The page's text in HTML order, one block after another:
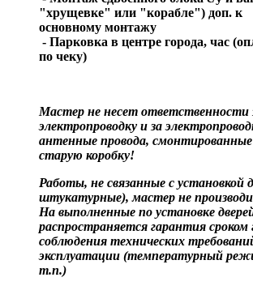
"хрущевке" или "корабле") доп. к
основному монтажу
- Парковка в центре города, час
по чеку)
Мастер не несет ответственности
электропроводку и за
антенные провода, смонтированные
старую коробку!
Работы, не связанные с установкой
штукатурные), мастер не
На выполненные по установке
распространяется гарантия сроком
соблюдения технических
эксплуатации (температурный
т.п.)